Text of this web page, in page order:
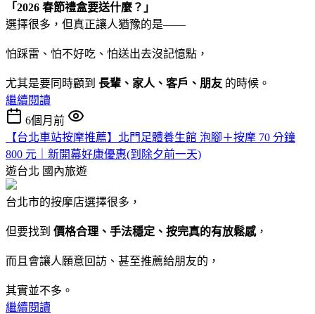
「2026 春節禮盒要送什麼？」
選擇很多，但真正讓人猶豫的是——
怕踩雷、怕不好吃、怕送出去沒記憶點，
尤其是要同時顧到 長輩、家人、客戶、朋友 的時候。
繼續閱讀
6個月前
【台北車站按摩推薦】北門足體養生館 泡腳＋按摩 70 分鐘
800 元｜新開幕好康優惠(到除夕前一天)
遊台北 國內旅遊
台北市的按摩店選擇很多，
但要找到 價格合理、手法穩定、按完真的有放鬆感，
而且會讓人願意回訪、甚至推薦給朋友的，
其實並不多。
繼續閱讀